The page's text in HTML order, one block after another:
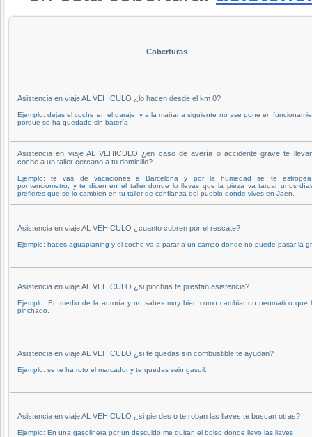
Coberturas
Asistencia en viaje AL VEHICULO ¿lo hacen desde el km 0?
Ejemplo: dejas el coche en el garaje, y a la mañana siguiente no ase pone en
porque se ha quedado sin batería
Asistencia en viaje AL VEHICULO ¿en caso de avería o accidente grave te
coche a un taller cercano a tu domicilio?
Ejemplo: te vas de vacaciones a Barcelona y por la humedad se te
pontenciómetro, y te dicen en el taller donde lo llevas que la pieza va tardar unos
prefieres que se lo cambien en tu taller de confianza del pueblo donde vives en Jaen.
Asistencia en viaje AL VEHICULO ¿cuanto cubren por el rescate?
Ejemplo: haces aguaplaning y el coche va a parar a un campo donde no puede pasar la
Asistencia en viaje AL VEHICULO ¿si pinchas te prestan asistencia?
Ejemplo: En medio de la autoría y no sabes muy bien como cambiar un neumático que
pinchado.
Asistencia en viaje AL VEHICULO ¿si te quedas sin combustible te ayudan?
Ejemplo: se te ha roto el marcador y te quedas sein gasoil.
Asistencia en viaje AL VEHICULO ¿si pierdes o te roban las llaves te buscan otras?
Ejemplo: En una gasolinera por un descuido me quitan el bolso donde llevo las llaves